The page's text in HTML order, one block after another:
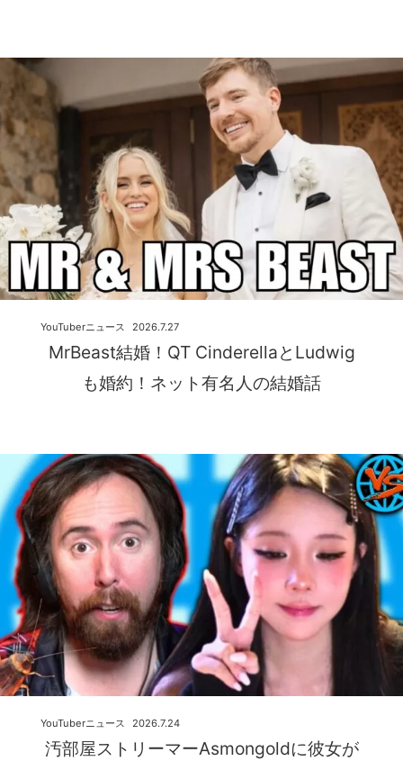
MrBeast結婚！QT CinderellaとLudwig
も婚約！ネット有名人の結婚話
2026.7.27
YouTuberニュース
汚部屋ストリーマーAsmongoldに彼女が
2026.7.24
YouTuberニュース